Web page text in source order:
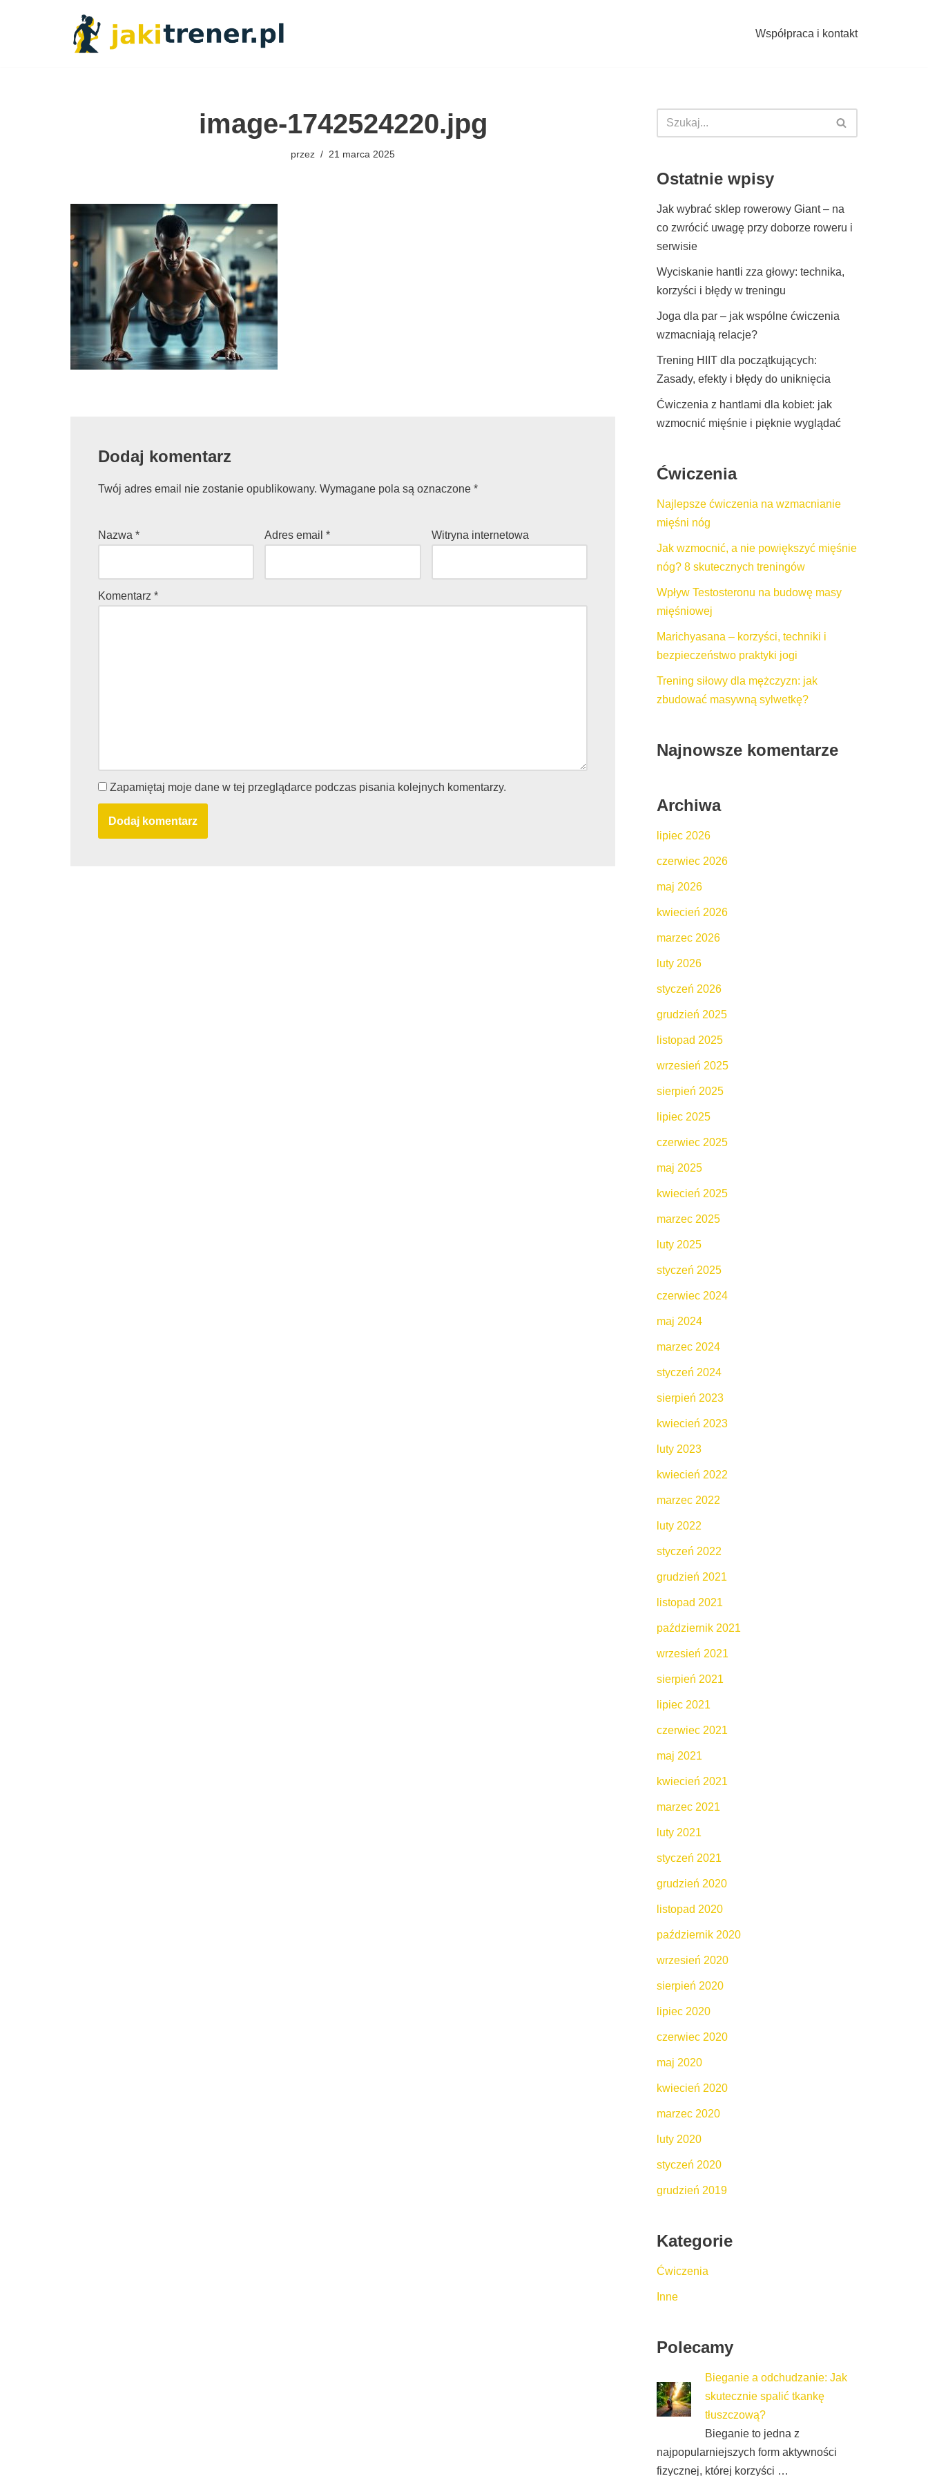
Współpraca i kontakt
image-1742524220.jpg
przez 21 marca 2025
Dodaj komentarz
Twój adres email nie zostanie opublikowany. Wymagane pola są oznaczone *
Nazwa * Adres email* Witryna internetowa
Komentarz *
Zapamiętaj moje dane w tej przeglądarce podczas pisania kolejnych komentarzy.
Ostatnie wpisy
Jak wybrać sklep rowerowy Giant – na
co zwrócić uwagę przy doborze roweru i
serwisie
Wyciskanie hantli zza głowy: technika,
korzyści i błędy w treningu
Joga dla par – jak wspólne ćwiczenia
wzmacniają relacje?
Trening HIIT dla początkujących:
Zasady, efekty i błędy do uniknięcia
Ćwiczenia z hantlami dla kobiet: jak
wzmocnić mięśnie i pięknie wyglądać
Ćwiczenia
Najlepsze ćwiczenia na wzmacnianie
mięśni nóg
Jak wzmocnić, a nie powiększyć mięśnie
nóg? 8 skutecznych treningów
Wpływ Testosteronu na budowę masy
mięśniowej
Marichyasana – korzyści, techniki i
bezpieczeństwo praktyki jogi
Trening siłowy dla mężczyzn: jak
zbudować masywną sylwetkę?
Najnowsze komentarze
Archiwa
lipiec 2026
czerwiec 2026
maj 2026
kwiecień 2026
marzec 2026
luty 2026
styczeń 2026
grudzień 2025
listopad 2025
wrzesień 2025
sierpień 2025
lipiec 2025
czerwiec 2025
maj 2025
kwiecień 2025
marzec 2025
luty 2025
styczeń 2025
czerwiec 2024
maj 2024
marzec 2024
styczeń 2024
sierpień 2023
kwiecień 2023
luty 2023
kwiecień 2022
marzec 2022
luty 2022
styczeń 2022
grudzień 2021
listopad 2021
październik 2021
wrzesień 2021
sierpień 2021
lipiec 2021
czerwiec 2021
maj 2021
kwiecień 2021
marzec 2021
luty 2021
styczeń 2021
grudzień 2020
listopad 2020
październik 2020
wrzesień 2020
sierpień 2020
lipiec 2020
czerwiec 2020
maj 2020
kwiecień 2020
marzec 2020
luty 2020
styczeń 2020
grudzień 2019
Kategorie
Ćwiczenia
Inne
Polecamy
Bieganie a odchudzanie: Jak
skutecznie spalić tkankę
tłuszczową?
Bieganie to jedna z
najpopularniejszych form aktywności
fizycznej, której korzyści …